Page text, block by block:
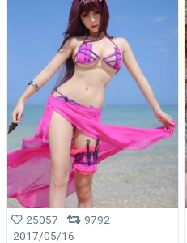
25057
9792
2017/05/16